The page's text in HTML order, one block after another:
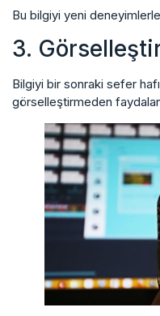
Bu bilgiyi yeni
3.
Bilgiyi bir sonraki sefer
görselleştirmeden